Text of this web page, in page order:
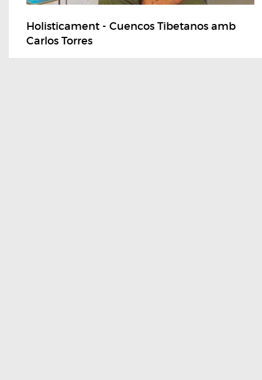
Holisticament - Cuencos Tibetanos amb
Carlos Torres